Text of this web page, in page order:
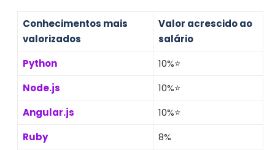
Conhecimentos mais
valorizados
Valor acrescido ao
salário
Python
10%⭐️
Node.js
10%⭐️
Angular.js
10%⭐️
Ruby
8%